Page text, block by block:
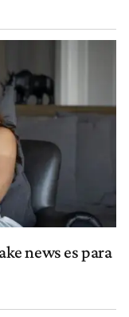
news es para